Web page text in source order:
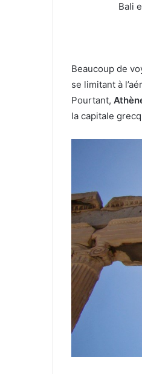
Bali
Beaucoup de
se limitant à
Pourtant,
la capitale